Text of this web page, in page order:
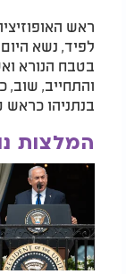
ראש
לפיד, נשא
בטבח הנורא
והתחייב,
בנתניהו
המלצות